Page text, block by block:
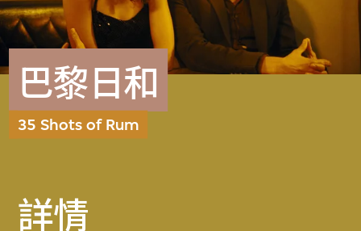
巴黎日和
35 Shots of Rum
詳情